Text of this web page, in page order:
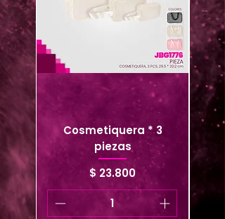
Cosmetiquera * 3
piezas
Precio
$ 23.800